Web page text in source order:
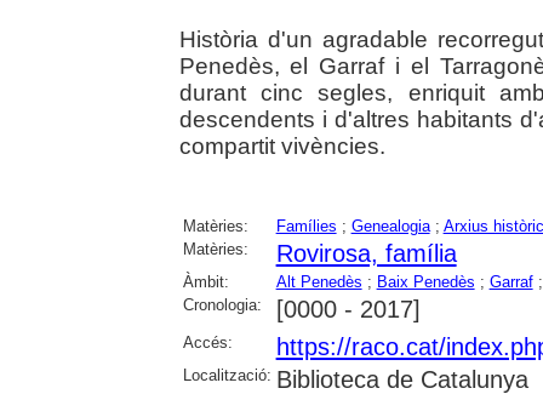
Història d'un agradable
Penedès, el Garraf i el
durant cinc segles, enriquit
descendents i d'altres habitants
compartit vivències.
Matèries: Famílies ; Genealogia; Arxius
Matèries:
Rovirosa, família
Àmbit: Alt Penedès ; Baix Penedès ; Garraf
Cronologia:
[0000 - 2017]
Accés: https://raco.cat/
Localització: Biblioteca de Catalunya